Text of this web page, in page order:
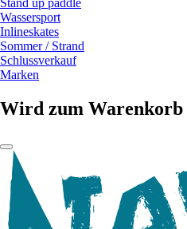
Wassersport
Inlineskates
Sommer / Strand
Schlussverkauf
Marken
Wird zum Warenkorb